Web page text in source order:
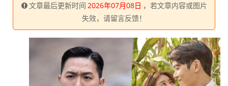
文章最后更新时间 2026年07月08日 ，若文章内容或图片
失效，请留言反馈！